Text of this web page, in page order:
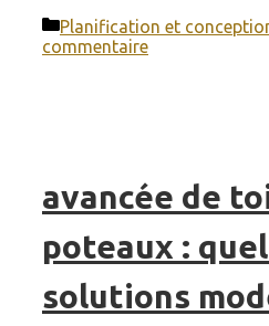
Catégories
Planification et
commentaire
avancée de
poteaux :
solutions